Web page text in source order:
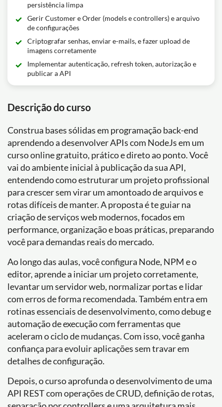
persistência limpa
Gerir Customer e Order (models e controllers) e arquivo
de configurações
Criptografar senhas, enviar e-mails, e fazer upload de
imagens corretamente
Implementar autenticação, refresh token, autorização e
publicar a API
Descrição do curso
Construa bases sólidas em programação back-end
aprendendo a desenvolver APIs com NodeJs em um
curso online gratuito, prático e direto ao ponto. Você
vai do ambiente inicial à publicação da sua API,
entendendo como estruturar um projeto profissional
para crescer sem virar um amontoado de arquivos e
rotas difíceis de manter. A proposta é te guiar na
criação de serviços web modernos, focados em
performance, organização e boas práticas, preparando
você para demandas reais do mercado.
Ao longo das aulas, você configura Node, NPM e o
editor, aprende a iniciar um projeto corretamente,
levantar um servidor web, normalizar portas e lidar
com erros de forma recomendada. Também entra em
rotinas essenciais de desenvolvimento, como debug e
automação de execução com ferramentas que
aceleram o ciclo de mudanças. Com isso, você ganha
confiança para evoluir aplicações sem travar em
detalhes de configuração.
Depois, o curso aprofunda o desenvolvimento de uma
API REST com operações de CRUD, definição de rotas,